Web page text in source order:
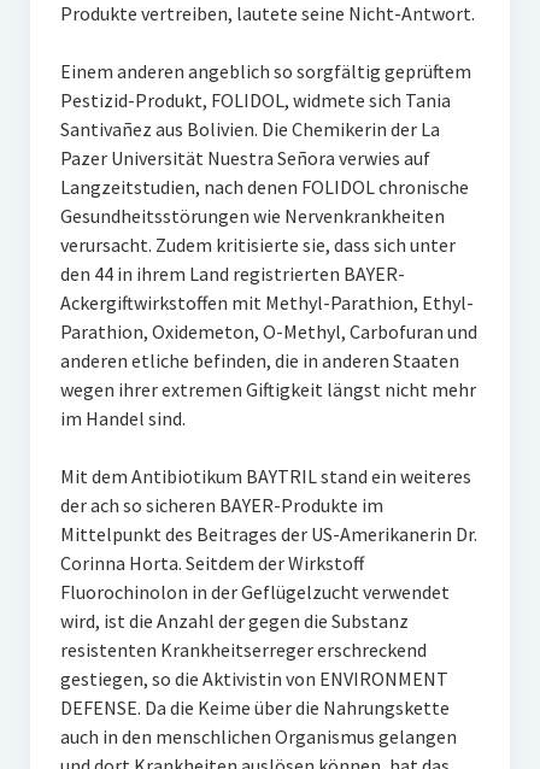
Produkte vertreiben, lautete seine Nicht-Antwort.
Einem anderen angeblich so sorgfältig geprüftem
Pestizid-Produkt, FOLIDOL, widmete sich Tania
Santivañez aus Bolivien. Die Chemikerin der La
Pazer Universität Nuestra Señora verwies auf
Langzeitstudien, nach denen FOLIDOL chronische
Gesundheitsstörungen wie Nervenkrankheiten
verursacht. Zudem kritisierte sie, dass sich unter
den 44 in ihrem Land registrierten BAYER-
Ackergiftwirkstoffen mit Methyl-Parathion, Ethyl-
Parathion, Oxidemeton, O-Methyl, Carbofuran und
anderen etliche befinden, die in anderen Staaten
wegen ihrer extremen Giftigkeit längst nicht mehr
im Handel sind.
Mit dem Antibiotikum BAYTRIL stand ein weiteres
der ach so sicheren BAYER-Produkte im
Mittelpunkt des Beitrages der US-Amerikanerin Dr.
Corinna Horta. Seitdem der Wirkstoff
Fluorochinolon in der Geflügelzucht verwendet
wird, ist die Anzahl der gegen die Substanz
resistenten Krankheitserreger erschreckend
gestiegen, so die Aktivistin von ENVIRONMENT
DEFENSE. Da die Keime über die Nahrungskette
auch in den menschlichen Organismus gelangen